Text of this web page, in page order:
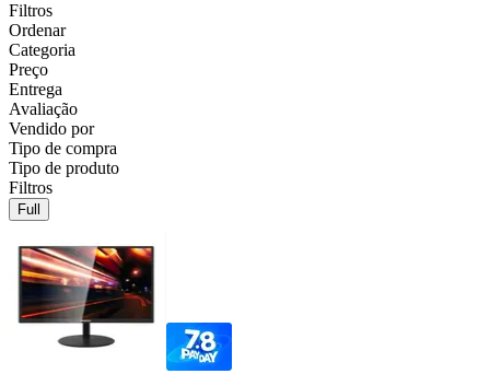
Filtros
Ordenar
Categoria
Preço
Entrega
Avaliação
Vendido por
Tipo de compra
Tipo de produto
Filtros
Full